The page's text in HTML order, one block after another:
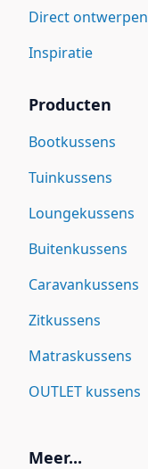
Direct ontwerpen
Inspiratie
Producten
Bootkussens
Tuinkussens
Loungekussens
Buitenkussens
Caravankussens
Zitkussens
Matraskussens
OUTLET kussens
Meer...